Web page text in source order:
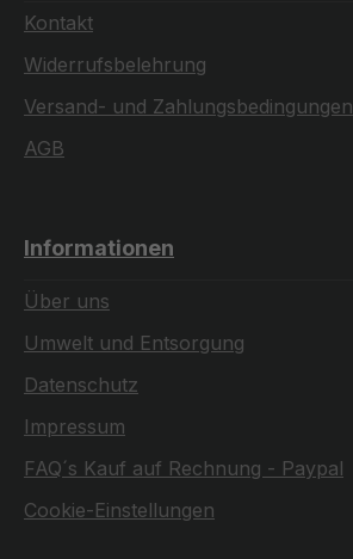
Kontakt
Widerrufsbelehrung
Versand- und Zahlungsbedingungen
AGB
Informationen
Über uns
Umwelt und Entsorgung
Datenschutz
Impressum
FAQ´s Kauf auf Rechnung - Paypal
Cookie-Einstellungen